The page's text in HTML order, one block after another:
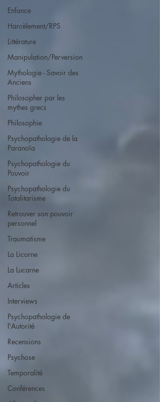
Enfance
Harcèlement/RPS
Littérature
Manipulation/Perversion
Mythologie - Savoir des
Anciens
Philosopher par les
mythes grecs
Philosophie
Psychopathologie de la
Paranoïa
Psychopathologie du
Pouvoir
Psychopathologie du
Totalitarisme
Retrouver son pouvoir
personnel
Traumatisme
La Licorne
La Lucarne
Articles
Interviews
Psychopathologie de
l'Autorité
Recensions
Psychose
Temporalité
Conférences